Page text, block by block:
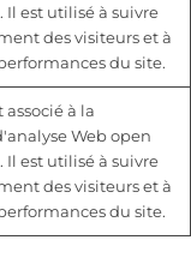
Il est utilisé à suivre
des visiteurs et à
du site.
associé à la
Web open
Il est utilisé à suivre
des visiteurs et à
du site.